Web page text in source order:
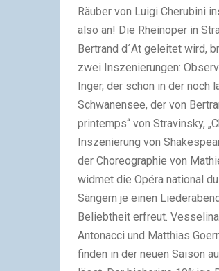
Räuber von Luigi Cherubini
also an! Die Rheinoper in
Bertrand d´At geleitet wird,
zwei Inszenierungen:
Inger, der schon in der noch
Schwanensee, der von
printemps“ von Stravinsky,
Inszenierung von
der Choreographie von
widmet die Opéra national
Sängern je einen
Beliebtheit erfreut.
Antonacci und Matthias
finden in der neuen Saison